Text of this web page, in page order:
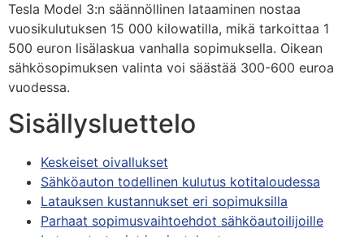
Tesla Model 3:n säännöllinen lataaminen nostaa
vuosikulutuksen 15 000 kilowatilla, mikä tarkoittaa 1
500 euron lisälaskua vanhalla sopimuksella. Oikean
sähkösopimuksen valinta voi säästää 300-600 euroa
vuodessa.
Sisällysluettelo
Keskeiset oivallukset
Sähköauton todellinen kulutus kotitaloudessa
Latauksen kustannukset eri sopimuksilla
Parhaat sopimusvaihtoehdot sähköautoilijoille